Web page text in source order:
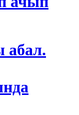
абал.